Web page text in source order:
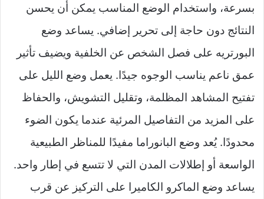
بسرعة، واستخدام الوضع المناسب يمكن أن يحسن
النتائج دون حاجة إلى تحرير إضافي. يساعد وضع
البورتريه على فصل الشخص عن الخلفية ويضيف تأثير
عمق ناعم يناسب الوجوه جيدًا. يعمل وضع الليل على
تفتيح المشاهد المظلمة، وتقليل التشويش، والحفاظ
على المزيد من التفاصيل المرئية عندما يكون الضوء
محدودًا. يُعد وضع البانوراما مفيدًا للمناظر الطبيعية
الواسعة أو إطلالات المدن التي لا تتسع في إطار واحد.
يساعد وضع الماكرو الكاميرا على التركيز عن قرب